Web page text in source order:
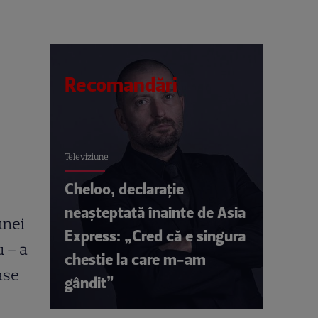
– a
Recomandări
Televiziune
Cheloo, declarație
neașteptată înainte de Asia
Express: „Cred că e singura
chestie la care m-am
gândit”